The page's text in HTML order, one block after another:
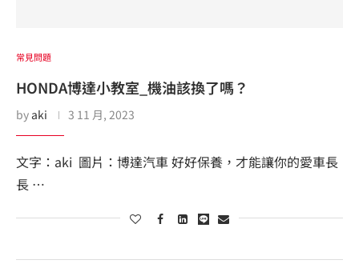
常見問題
HONDA博達小教室_機油該換了嗎？
by aki 3 11 月, 2023
文字：aki 圖片：博達汽車 好好保養，才能讓你的愛車長
長 …